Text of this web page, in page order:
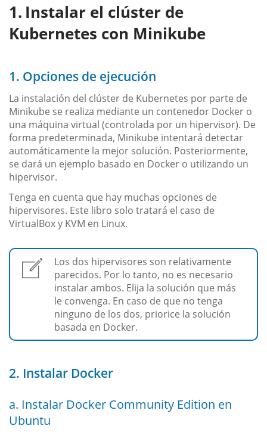
Instalar el clúster de
Kubernetes con Minikube
1. Opciones de ejecución
La instalación del clúster de Kubernetes por parte de
Minikube se realiza mediante un contenedor Docker o
una máquina virtual (controlada por un hipervisor). De
forma predeterminada, Minikube intentará detectar
automáticamente la mejor solución. Posteriormente,
se dará un ejemplo basado en Docker o utilizando un
hipervisor.
Tenga en cuenta que hay muchas opciones de
hipervisores. Este libro solo tratará el caso de
VirtualBox y KVM en Linux.
Los dos hipervisores son relativamente
parecidos. Por lo tanto, no es necesario
instalar ambos. Elija la solución que más
le convenga. En caso de que no tenga
ninguno de los dos, priorice la solución
basada en Docker.
2. Instalar Docker
a. Instalar Docker Community Edition en
Ubuntu